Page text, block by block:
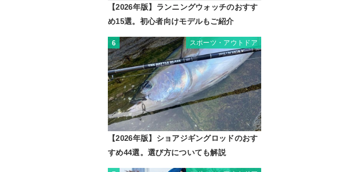
【2026年版】ランニングウォッチのおすす
め15選。初心者向けモデルもご紹介
6 スポーツ・アウトドア
【2026年版】ショアジギングロッドのおす
すめ44選。選び方についても解説